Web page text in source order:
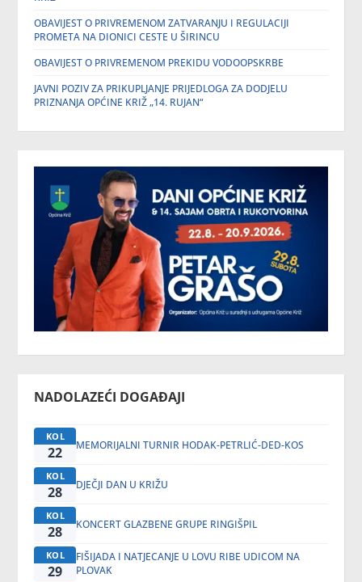
OBAVIJEST O PRIVREMENOM ZATVARANJU I REGULACIJI
PROMETA NA DIONICI CESTE U ŠIRINCU
OBAVIJEST O PRIVREMENOM PREKIDU VODOOPSKRBE
JAVNI POZIV ZA PRIKUPLJANJE PRIJEDLOGA ZA DODJELU
PRIZNANJA OPĆINE KRIŽ „14. RUJAN“
NADOLAZEĆI DOGAĐAJI
KOL
22 MEMORIJALNI TURNIR HODAK-PETRLIĆ-DED-KOS
KOL
28 DJEČJI DAN U KRIŽU
KOL
28 KONCERT GLAZBENE GRUPE RINGIŠPIL
KOL
29
FIŠIJADA I NATJECANJE U LOVU RIBE UDICOM NA
PLOVAK